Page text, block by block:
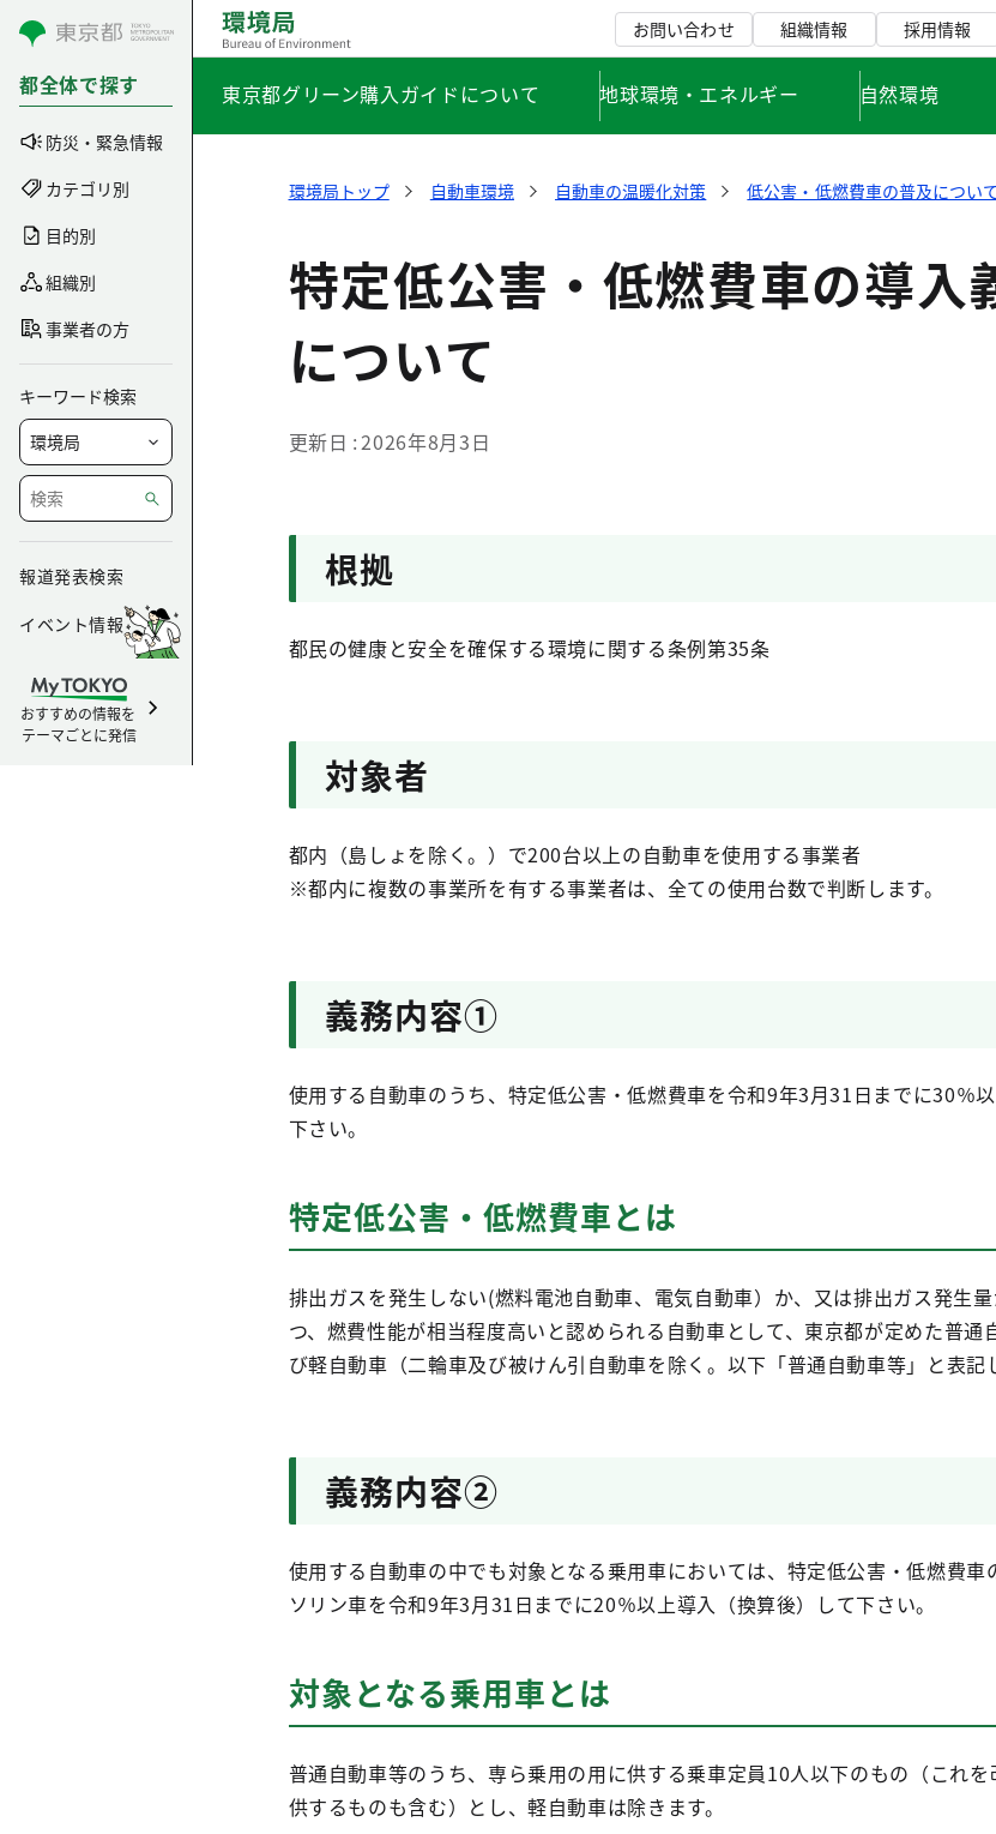
コンテンツにスキップ
都全体で探す
防災・緊急情報
カテゴリ別
目的別
組織別
事業者の方
キーワード検索
報道発表検索
イベント情報
おすすめの情報を
テーマごとに発信
お問い合わせ 組織情報 採用情報
東京都グリーン購入ガイドについて 地球環境・エネルギー 自然環境
環境局トップ 自動車環境 自動車の温暖化対策 低公害・低燃費車の普及につい
特定低公害・低燃費車の導入
について
更新日 2026年8月3日
根拠
都民の健康と安全を確保する環境に関する条例第35条
対象者
都内（島しょを除く。）で200台以上の自動車を使用する事業者
※都内に複数の事業所を有する事業者は、全ての使用台数で判断します。
義務内容➀
使用する自動車のうち、特定低公害・低燃費車を令和9年3月31日までに30％
下さい。
特定低公害・低燃費車とは
排出ガスを発生しない(燃料電池自動車、電気自動車）か、又は排出ガス発生
つ、燃費性能が相当程度高いと認められる自動車として、東京都が定めた普通
び軽自動車（二輪車及び被けん引自動車を除く。以下「普通自動車等」と表記
義務内容②
使用する自動車の中でも対象となる乗用車においては、特定低公害・低燃費車
ソリン車を令和9年3月31日までに20％以上導入（換算後）して下さい。
対象となる乗用車とは
普通自動車等のうち、専ら乗用の用に供する乗車定員10人以下のもの（これ
供するものも含む）とし、軽自動車は除きます。